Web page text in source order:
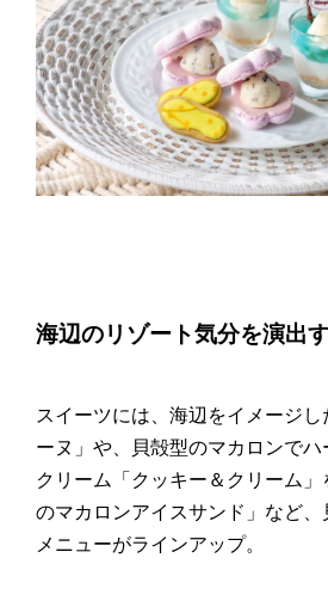
海辺のリゾート気分を演出
スイーツには、海辺をイメージし
ーヌ」や、貝殻型のマカロンで
クリーム「クッキー＆クリーム
のマカロンアイスサンド」など
メニューがラインアップ。